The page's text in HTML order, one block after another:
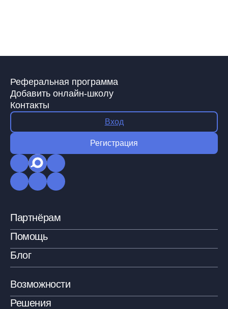
Реферальная программа
Добавить онлайн-школу
Контакты
Вход
Регистрация
Партнёрам
Помощь
Блог
Возможности
Решения